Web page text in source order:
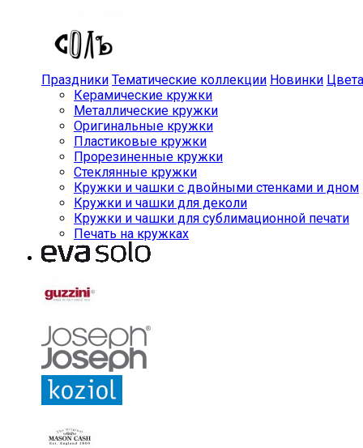
Праздники Тематические коллекции Новинки Цвета
Керамические кружки
Металлические кружки
Оригинальные кружки
Пластиковые кружки
Прорезиненные кружки
Стеклянные кружки
Кружки и чашки с двойными стенками и дном
Кружки и чашки для деколи
Кружки и чашки для сублимационной печати
Печать на кружках